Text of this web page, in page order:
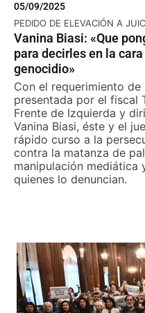
05/09/2025
PEDIDO DE ELEVACIÓN A
Vanina Biasi: «Que
para decirles en la
genocidio»
Con el requerimiento
presentada por el fiscal
Frente de Izquierda y
Vanina Biasi, éste y el
rápido curso a la
contra la matanza de
manipulación mediática
quienes lo denuncian.